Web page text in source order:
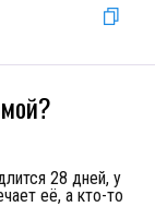
28 дней, у
её, а кто-то